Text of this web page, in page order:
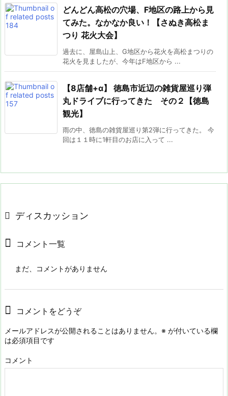
どんどん高松の穴場、F地区の路上から見
てみた。なかなか良い！【さぬき高松ま
つり 花火大会】
過去に、屋島山上、G地区から花火を高松まつりの
花火を見ましたが、今年はF地区から ...
【8店舗+α】 徳島市近辺の雑貨屋巡り弾
丸ドライブに行ってきた その２【徳島
観光】
雨の中、徳島の雑貨屋巡り第2弾に行ってきた。 今
回は１１時に1軒目のお店に入って ...
ディスカッション
コメント一覧
まだ、コメントがありません
コメントをどうぞ
メールアドレスが公開されることはありません。 ※ が付いている欄
は必須項目です
コメント